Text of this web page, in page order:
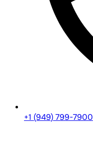
+1 (949) 799-7900